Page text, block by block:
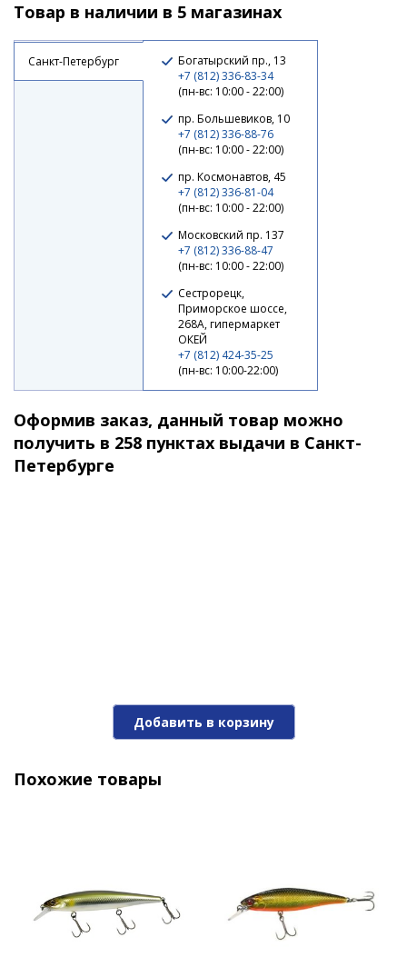
2 110 ₽
Воблер Jackall Rerange 110 SP MR matt tiger
2 110 ₽
Воблер Jackall Rerange 110 SP MR uv mat tiger
Товар в наличии в 5 магазинах
Санкт-Петербург
Богатырский пр., 13
+7 (812) 336-83-34
(пн-вс: 10:00 - 22:00)
пр. Большевиков, 10
+7 (812) 336-88-76
(пн-вс: 10:00 - 22:00)
пр. Космонавтов, 45
+7 (812) 336-81-04
(пн-вс: 10:00 - 22:00)
Московский пр. 137
+7 (812) 336-88-47
(пн-вс: 10:00 - 22:00)
Сестрорецк,
Приморское шоссе,
268А, гипермаркет
ОКЕЙ
+7 (812) 424-35-25
(пн-вс: 10:00-22:00)
Оформив заказ, данный товар можно
получить в 258 пунктах выдачи в Санкт-
Петербурге
Добавить в корзину
Похожие товары